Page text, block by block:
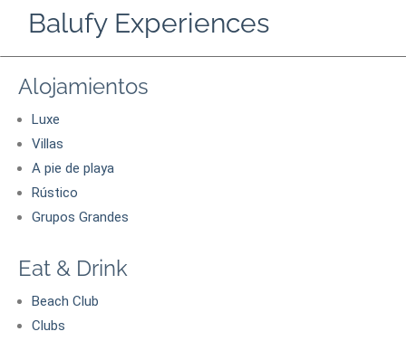
Balufy Experiences
Alojamientos
Luxe
Villas
A pie de playa
Rústico
Grupos Grandes
Eat & Drink
Beach Club
Clubs